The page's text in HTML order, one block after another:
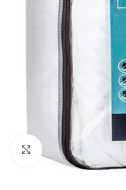
Click to enlarge